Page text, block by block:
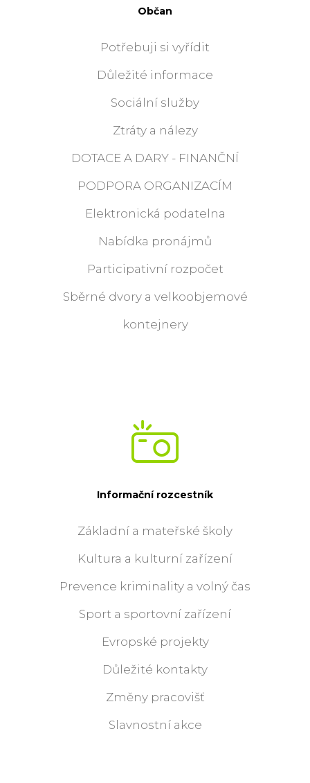
Občan
Potřebuji si vyřídit
Důležité informace
Sociální služby
Ztráty a nálezy
DOTACE A DARY - FINANČNÍ
PODPORA ORGANIZACÍM
Elektronická podatelna
Nabídka pronájmů
Participativní rozpočet
Sběrné dvory a velkoobjemové
kontejnery
Informační rozcestník
Základní a mateřské školy
Kultura a kulturní zařízení
Prevence kriminality a volný čas
Sport a sportovní zařízení
Evropské projekty
Důležité kontakty
Změny pracovišť
Slavnostní akce